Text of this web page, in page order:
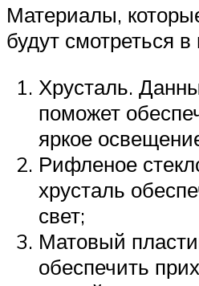
Материалы,
будут смотреться
Хрусталь.
поможет
яркое
Рифленое
хрусталь
свет;
Матовый
обеспечить